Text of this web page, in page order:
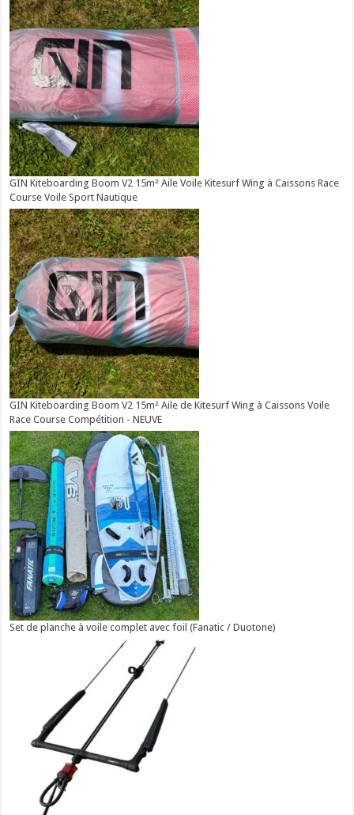
GIN Kiteboarding Boom V2 15m² Aile Voile Kitesurf Wing à Caissons Race
Course Voile Sport Nautique
GIN Kiteboarding Boom V2 15m² Aile de Kitesurf Wing à Caissons Voile
Race Course Compétition - NEUVE
Set de planche à voile complet avec foil (Fanatic / Duotone)